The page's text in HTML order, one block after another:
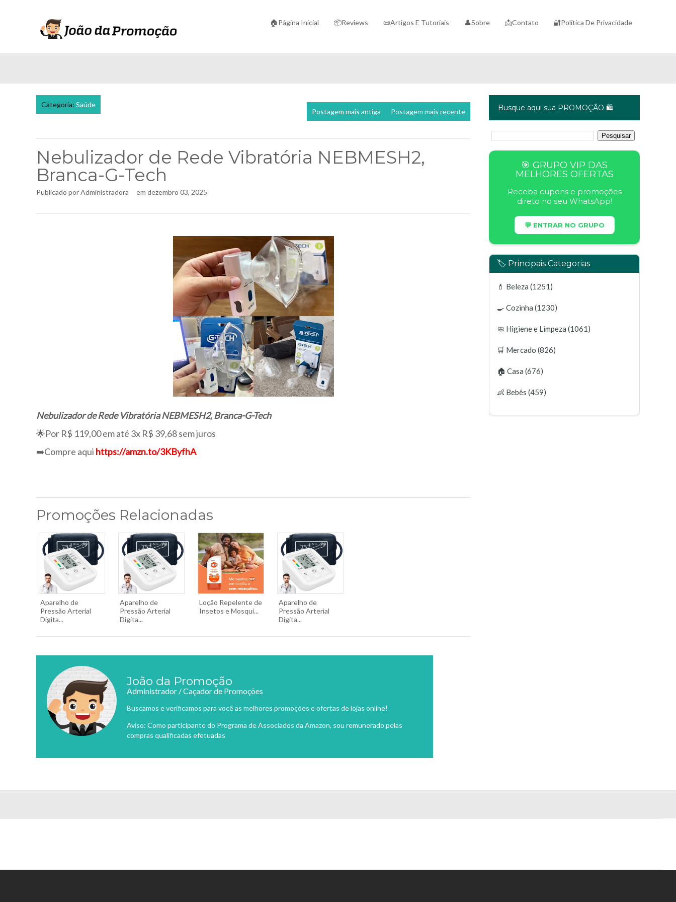
🏠Página Inicial 📦Reviews 📜Artigos E Tutoriais 👤Sobre 📩Contato 🔐Política De Privacidade
Categoria: Saúde
Postagem mais recente
Postagem mais antiga
Nebulizador de Rede Vibratória NEBMESH2,
Branca-G-Tech
Publicado porAdministradora em dezembro 03, 2025
Nebulizador de Rede Vibratória NEBMESH2, Branca-G-Tech
🌟Por R$ 119,00 em até 3x R$ 39,68 sem juros
➡️Compre aqui https://amzn.to/3KByfhA
Promoções Relacionadas
Aparelho de
Pressão Arterial
Digita...
Aparelho de
Pressão Arterial
Digita...
Loção Repelente de
Insetos e Mosqui...
Aparelho de
Pressão Arterial
Digita...
João da Promoção
Administrador / Caçador de Promoções
Buscamos e verificamos para você as melhores promoções e ofertas de lojas online!
Aviso: Como participante do Programa de Associados da Amazon, sou remunerado pelas
compras qualificadas efetuadas
Busque aqui sua PROMOÇÃO 🛍️
🎯 GRUPO VIP DAS
MELHORES OFERTAS
Receba cupons e promoções
direto no seu WhatsApp!
💬 ENTRAR NO GRUPO
🏷️ Principais Categorias
💄 Beleza (1251)
🍳 Cozinha (1230)
🧼 Higiene e Limpeza (1061)
🛒 Mercado (826)
🏠 Casa (676)
👶 Bebês (459)